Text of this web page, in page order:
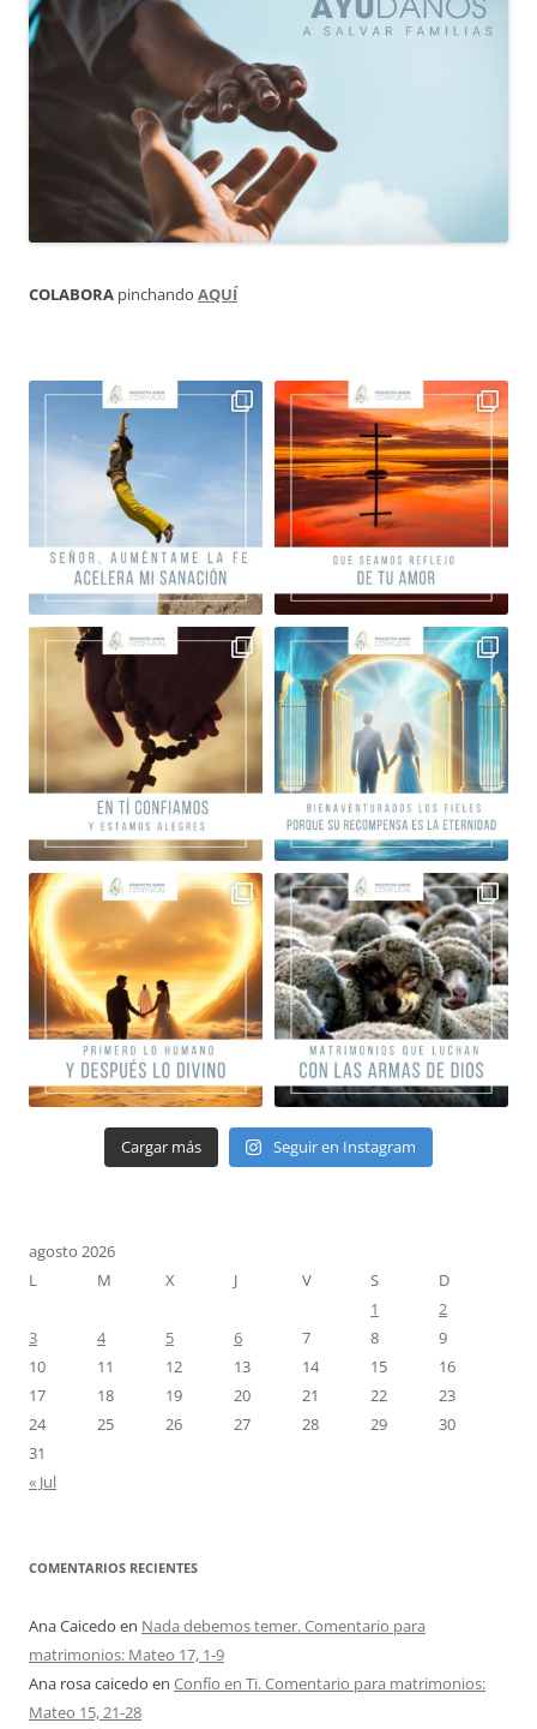
COLABORA pinchando AQUÍ
Cargar más Seguir en Instagram
agosto 2026
L
M X J V S
D
1
2
3
4 5 6 7 8
9
10
11 12 13 14 15
16
17
18 19 20 21 22
23
24
25 26 27 28 29
30
31
« Jul
COMENTARIOS RECIENTES
Ana Caicedo en Nada debemos temer. Comentario para
matrimonios: Mateo 17, 1-9
Ana rosa caicedo en Confío en Ti. Comentario para matrimonios:
Mateo 15, 21-28